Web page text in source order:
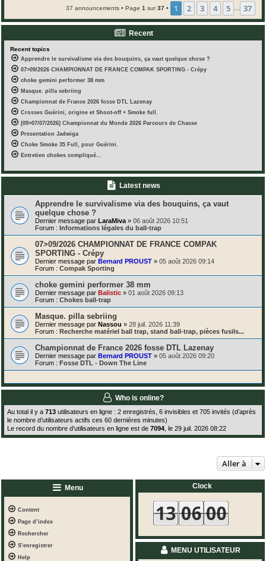
37 announcements • Page 1 sur37 • 1 2 3 4 5 37
Recent
Recent topics
Apprendre le survivalisme via des bouquins, ça vaut quelque chose ?
07>09/2026 CHAMPIONNAT DE FRANCE COMPAK SPORTING - Crépy
choke gemini performer 38 mm
Masque. pilla sebriing
Championnat de France 2026 fosse DTL Lazenay
Crosses Guérini, origine et Shoot-off + Smoke full.
[09>07/07/2026] Championnat du Monde 2026 Parcours de Chasse
Presentation Jadwiga
Choke Smoke 35 Full, pour Guérini.
Entretien chokes compliqué...
Latest news
Apprendre le survivalisme via des bouquins, ça vaut
quelque chose ?
Dernier message par LaraMiva » 06 août 2026 10:51
Forum : Informations légales du ball-trap
07>09/2026 CHAMPIONNAT DE FRANCE COMPAK
SPORTING - Crépy
Dernier message par Bernard PROUST » 05 août 2026 09:14
Forum : Compak Sporting
choke gemini performer 38 mm
Dernier message par Balistic » 01 août 2026 09:13
Forum : Chokes ball-trap
Masque. pilla sebriing
Dernier message par Nassou » 28 juil. 2026 11:39
Forum : Recherche matériel ball trap, stand ball-trap, pièces fusils...
Championnat de France 2026 fosse DTL Lazenay
Dernier message par Bernard PROUST » 05 août 2026 09:20
Forum : Fosse DTL - Down The Line
Who is online?
Au total il y a 713 utilisateurs en ligne : 2 enregistrés, 6 invisibles et 705 invités (d’après
le nombre d’utilisateurs actifs ces 60 dernières minutes)
Le record du nombre d’utilisateurs en ligne est de 7094 , le 29 juil. 2026 08:22
Aller à
Menu
Content
Page d’index
Rechercher
S’enregistrer
Help
Clock
MENU UTILISATEUR